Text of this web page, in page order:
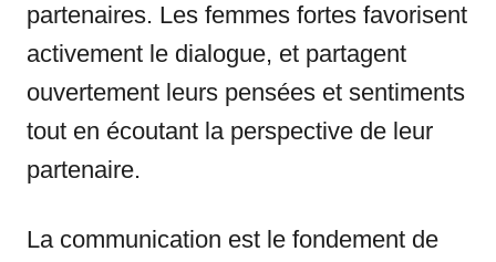
partenaires. Les femmes fortes favorisent
activement le dialogue, et partagent
ouvertement leurs pensées et sentiments
tout en écoutant la perspective de leur
partenaire.
La communication est le fondement de